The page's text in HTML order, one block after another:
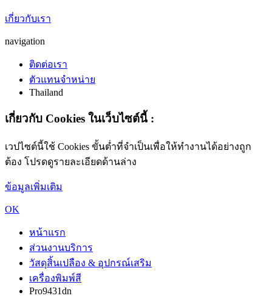
เกี่ยวกับเรา
navigation
ติดต่อเรา
ตัวแทนจำหน่าย
Thailand
เกี่ยวกับ Cookies ในเว็บไซต์นี้ :
เวปไซต์นี้ใช้ Cookies ขั้นต่ำที่จำเป็นเพื่อให้ทำงานได้อย่างถูก
ต้อง โปรดดูรายละเอียดด้านล่าง
ข้อมูลเพิ่มเติม
OK
หน้าแรก
ส่วนงานบริการ
วัสดุสิ้นเปลือง & อุปกรณ์เสริม
เครื่องพิมพ์สี
Pro9431dn